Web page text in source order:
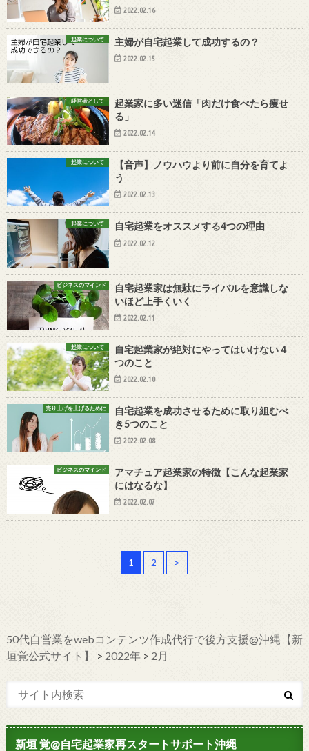
2022.02.16
起業について 主婦が自宅起業して成功するの？
2022.02.15
経営者として
起業家に多い迷信「肉だけ食べたら痩せ
る」
2022.02.14
起業について
【音声】ノウハウより前に自分を育てよ
う
2022.02.13
起業について 自宅起業をオススメする4つの理由
2022.02.12
ビジネスのマインド
自宅起業家は無駄にライバルを意識しな
いほど上手くいく
2022.02.11
起業について
自宅起業家が絶対にやってはいけない４
つのこと
2022.02.10
売り上げを上げるために
自宅起業を成功させるために取り組むべ
き5つのこと
2022.02.08
ビジネスのマインド
アマチュア起業家の特徴【こんな起業家
にはなるな】
2022.02.07
1 2 >
50代自営業をwebコンテンツ作成代行で後方支援@沖縄【新
垣覚公式サイト】
> 2022年> 2月
新垣 覚@自宅起業家再スタートサポート沖縄